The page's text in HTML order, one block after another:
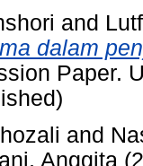
and
dalam
Paper.
and
Anggita